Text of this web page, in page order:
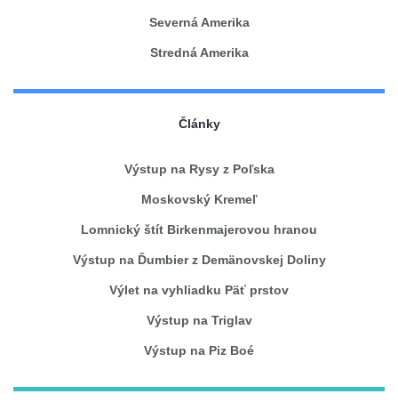
Severná Amerika
Stredná Amerika
Články
Výstup na Rysy z Poľska
Moskovský Kremeľ
Lomnický štít Birkenmajerovou hranou
Výstup na Ďumbier z Demänovskej Doliny
Výlet na vyhliadku Päť prstov
Výstup na Triglav
Výstup na Piz Boé